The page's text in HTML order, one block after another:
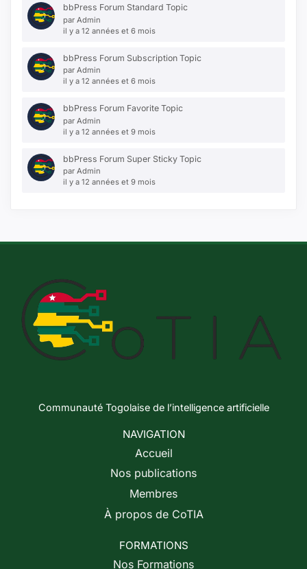
bbPress Forum Standard Topic
par Admin
il y a 12 années et 6 mois
bbPress Forum Subscription Topic
par Admin
il y a 12 années et 6 mois
bbPress Forum Favorite Topic
par Admin
il y a 12 années et 9 mois
bbPress Forum Super Sticky Topic
par Admin
il y a 12 années et 9 mois
Communauté Togolaise de l’intelligence artificielle
NAVIGATION
Accueil
Nos publications
Membres
À propos de CoTIA
FORMATIONS
Nos Formations